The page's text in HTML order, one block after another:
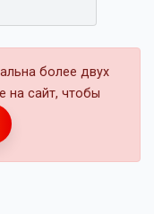
более двух
на сайт, чтобы